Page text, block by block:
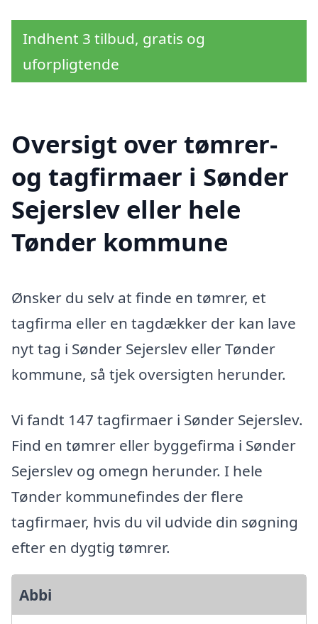
Indhent 3 tilbud, gratis og
uforpligtende
Oversigt over tømrer-
og tagfirmaer i Sønder
Sejerslev eller hele
Tønder kommune
Ønsker du selv at finde en tømrer, et
tagfirma eller en tagdækker der kan lave
nyt tag i Sønder Sejerslev eller Tønder
kommune, så tjek oversigten herunder.
Vi fandt 147 tagfirmaer i Sønder Sejerslev.
Find en tømrer eller byggefirma i Sønder
Sejerslev og omegn herunder. I hele
Tønder kommunefindes der flere
tagfirmaer, hvis du vil udvide din søgning
efter en dygtig tømrer.
Abbi